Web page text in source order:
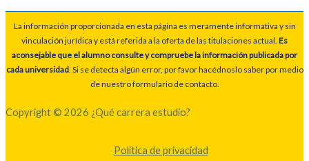
La información proporcionada en esta página es meramente informativa y sin
vinculación jurídica y está referida a la oferta de las titulaciones actual. Es
aconsejable que el alumno consulte y compruebe la información publicada por
cada universidad. Si se detecta algún error, por favor hacédnoslo saber por medio
de nuestro formulario de contacto.
Copyright © 2026 ¿Qué carrera estudio?
Política de privacidad